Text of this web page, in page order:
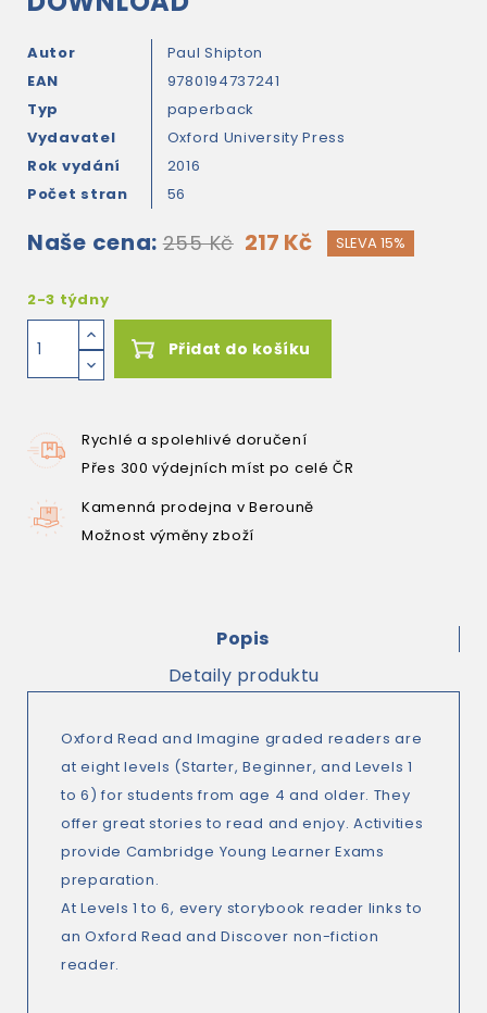
Autor
Paul Shipton
EAN
9780194737241
Typ
paperback
Vydavatel
Oxford University Press
Rok vydání
2016
Počet stran
56
Naše cena: 255 Kč 217 Kč SLEVA 15%
2-3 týdny
Přidat do košíku
Rychlé a spolehlivé doručení
Přes 300 výdejních míst po celé ČR
Kamenná prodejna v Berouně
Možnost výměny zboží
Popis
Detaily produktu
Oxford Read and Imagine graded readers are
at eight levels (Starter, Beginner, and Levels 1
to 6) for students from age 4 and older. They
offer great stories to read and enjoy. Activities
provide Cambridge Young Learner Exams
preparation.
At Levels 1 to 6, every storybook reader links to
an Oxford Read and Discover non-fiction
reader.